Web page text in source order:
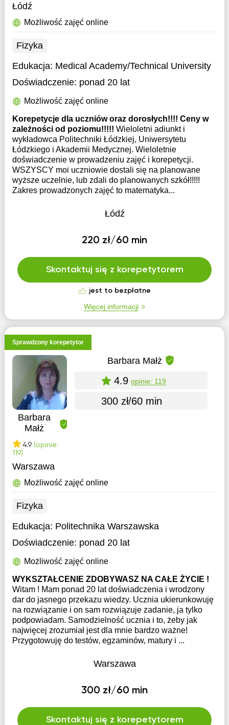
Łódź
Możliwość zajęć online
Fizyka
Edukacja: Medical Academy/Technical University
Doświadczenie: ponad 20 lat
Możliwość zajęć online
Korepetycje dla uczniów oraz dorosłych!!!! Ceny w
zależności od poziomu!!!!! Wieloletni adiunkt i
wykładowca Politechniki Łódzkiej, Uniwersytetu
Łódzkiego i Akademii Medycznej. Wieloletnie
doświadczenie w prowadzeniu zajęć i korepetycji.
WSZYSCY moi uczniowie dostali się na planowane
wyższe uczelnie, lub zdali do planowanych szkół!!!!!
Zakres prowadzonych zajęć to matematyka...
Łódź
220 zł/60 min
Skontaktuj się z korepetytorem
jest to bezpłatne
Więcej informacji
Sprawdzony korepetytor
Barbara
Małż
4.9 (opinie:
119)
Barbara Małż
4.9 opinie: 119
300 zł/60 min
Warszawa
Możliwość zajęć online
Fizyka
Edukacja: Politechnika Warszawska
Doświadczenie: ponad 20 lat
Możliwość zajęć online
WYKSZTAŁCENIE ZDOBYWASZ NA CAŁE ŻYCIE !
Witam ! Mam ponad 20 lat doświadczenia i wrodzony
dar do jasnego przekazu wiedzy. Ucznia ukierunkowuję
na rozwiązanie i on sam rozwiązuje zadanie, ja tylko
podpowiadam. Samodzielność ucznia i to, żeby jak
najwięcej zrozumiał jest dla mnie bardzo ważne!
Przygotowuję do testów, egzaminów, matury i ...
Warszawa
300 zł/60 min
Skontaktuj się z korepetytorem